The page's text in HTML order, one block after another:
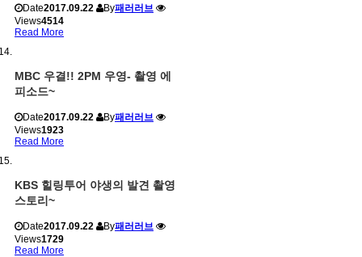
Date2017.09.22 By패러러브
Views4514
Read More
MBC 우결!! 2PM 우영- 촬영 에
피소드~
Date2017.09.22 By패러러브
Views1923
Read More
KBS 힐링투어 야생의 발견 촬영
스토리~
Date2017.09.22 By패러러브
Views1729
Read More